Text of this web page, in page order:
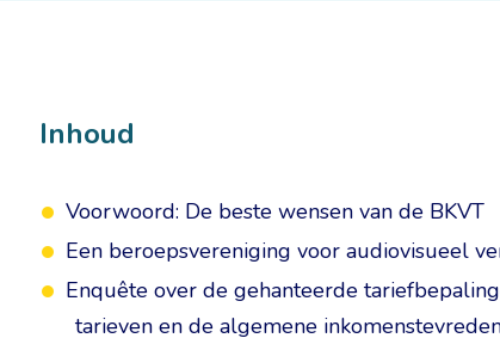
Inhoud
Voorwoord: De beste wensen van de BKVT
Een beroepsvereniging voor audiovisueel
Enquête over de gehanteerde
tarieven en de algemene